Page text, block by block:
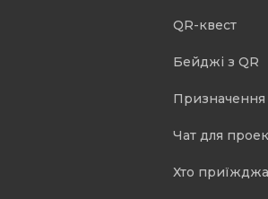
QR-квест
Бейджі з QR
Призначення
Чат для
Хто